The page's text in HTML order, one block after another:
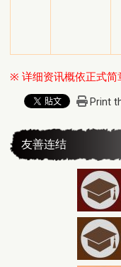
※ 详细资讯概依正式简
Print
友善连结